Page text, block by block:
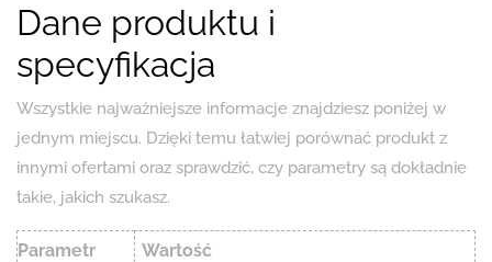
Dane produktu i
specyfikacja
Wszystkie najważniejsze informacje znajdziesz poniżej w
jednym miejscu. Dzięki temu łatwiej porównać produkt z
innymi ofertami oraz sprawdzić, czy parametry są dokładnie
takie, jakich szukasz.
Parametr Wartość